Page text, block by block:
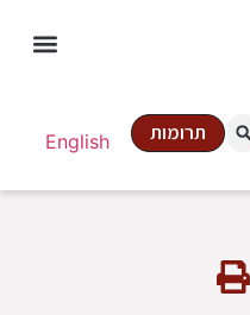
English תרומות